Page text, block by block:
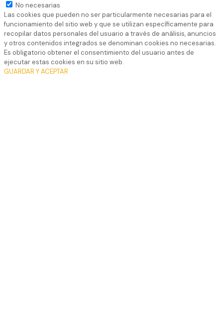
No necesarias
Las cookies que pueden no ser particularmente necesarias para el
funcionamiento del sitio web y que se utilizan específicamente para
recopilar datos personales del usuario a través de análisis, anuncios
y otros contenidos integrados se denominan cookies no necesarias.
Es obligatorio obtener el consentimiento del usuario antes de
ejecutar estas cookies en su sitio web.
GUARDAR Y ACEPTAR